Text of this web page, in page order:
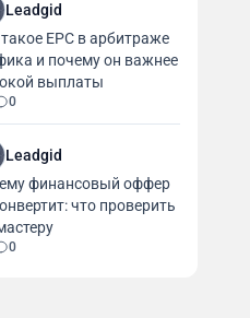
Leadgid
EPC в арбитраже
и почему он важнее
выплаты
0
Leadgid
финансовый оффер
что проверить
0